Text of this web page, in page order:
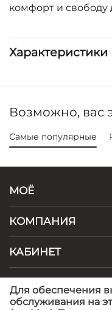
комфорт и
Характеристики
Возможно, вас
Самые популярные
МОЁ
КОМПАНИЯ
КАБИНЕТ
КОНТАКТЫ
Для обеспечения
обслуживания на